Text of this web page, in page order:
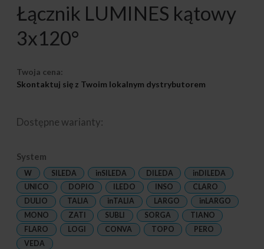
Łącznik LUMINES kątowy
3x120°
Twoja cena:
Skontaktuj się z Twoim lokalnym dystrybutorem
Dostępne warianty:
System
W SILEDA inSILEDA DILEDA
inDILEDA
UNICO
DOPIO ILEDO INSO
CLARO
DULIO
TALIA inTALIA LARGO
inLARGO
MONO
ZATI SUBLI SORGA
TIANO
FLARO
LOGI CONVA TOPO
PERO
VEDA